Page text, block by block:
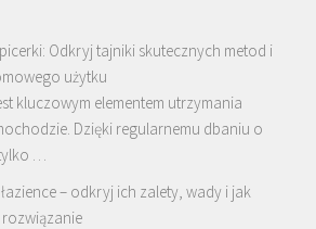
Odkryj tajniki skutecznych metod i
użytku
kluczowym elementem utrzymania
Dzięki regularnemu dbaniu o
…
– odkryj ich zalety, wady i jak